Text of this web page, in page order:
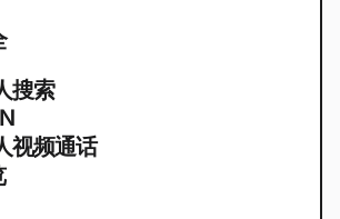
搜索
视频通话